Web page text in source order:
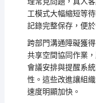
工模式大幅縮短等
記錄完整保存，便
跨部門溝通障礙獲
共享空間協同作業
會議安排與提醒系
性。這些改進讓組
速度明顯加快。